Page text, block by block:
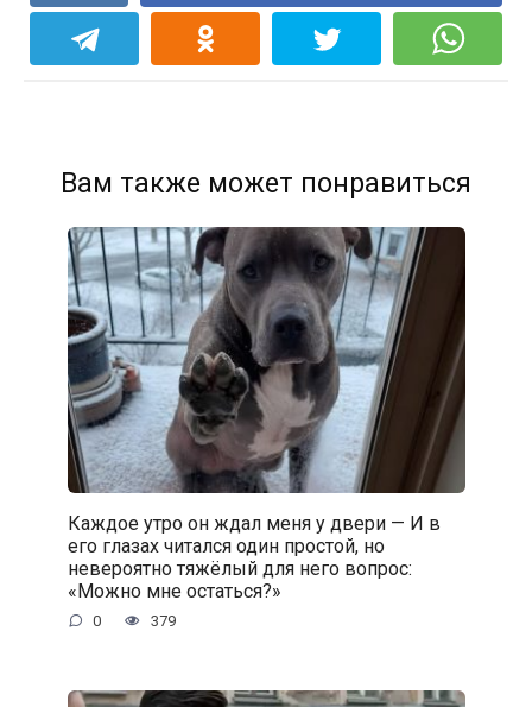
Вам также может понравиться
Каждое утро он ждал меня у двери — И в
его глазах читался один простой, но
невероятно тяжёлый для него вопрос:
«Можно мне остаться?»
0 379